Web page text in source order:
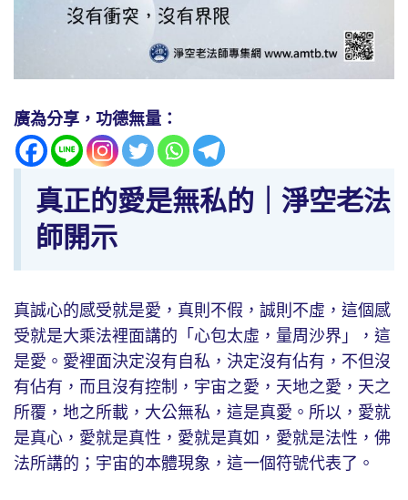
廣為分享，功德無量：
真正的愛是無私的｜淨空老法
師開示
真誠心的感受就是愛，真則不假，誠則不虛，這個感
受就是大乘法裡面講的「心包太虛，量周沙界」，這
是愛。愛裡面決定沒有自私，決定沒有佔有，不但沒
有佔有，而且沒有控制，宇宙之愛，天地之愛，天之
所覆，地之所載，大公無私，這是真愛。所以，愛就
是真心，愛就是真性，愛就是真如，愛就是法性，佛
法所講的；宇宙的本體現象，這一個符號代表了。